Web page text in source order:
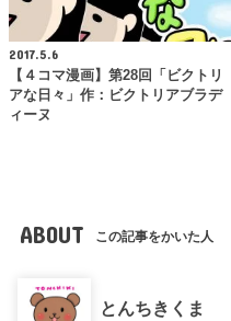
2017.5.6
【４コマ漫画】第28回「ビクトリ
アな日々」作：ビクトリアブラデ
ィーヌ
ABOUT この記事をかいた人
とんちきくま